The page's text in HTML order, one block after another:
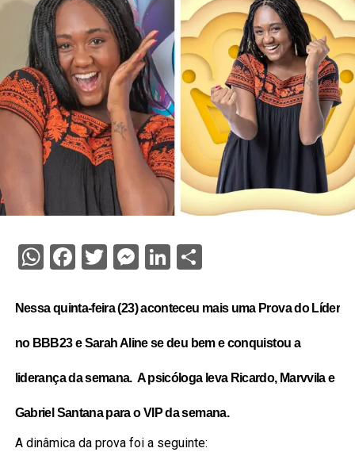
WhatsApp
Facebook
Twitter
Messenger
LinkedIn
Share
Nessa quinta-feira (23) aconteceu mais uma Prova do Líder
no BBB23eSarah Alinese deu bem e conquistou a
liderança da semana. A psicóloga leva Ricardo, Marvvila e
Gabriel Santana para o VIP da semana.
A dinâmica da prova foi a seguinte: